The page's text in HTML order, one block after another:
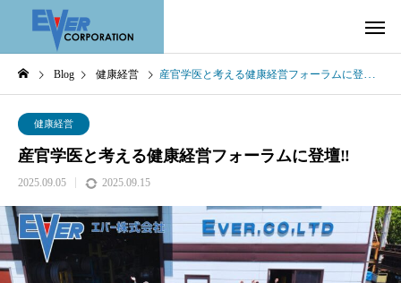
Blog 健康経営 産官学医と考える健康経営フォーラムに登壇‼
健康経営
産官学医と考える健康経営フォーラムに登壇‼
2025.09.05 2025.09.15